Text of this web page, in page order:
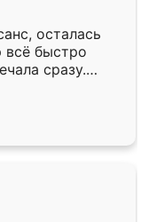
здесь.
осталась
всё быстро
сразу.
подошёл к
Собрали
даже